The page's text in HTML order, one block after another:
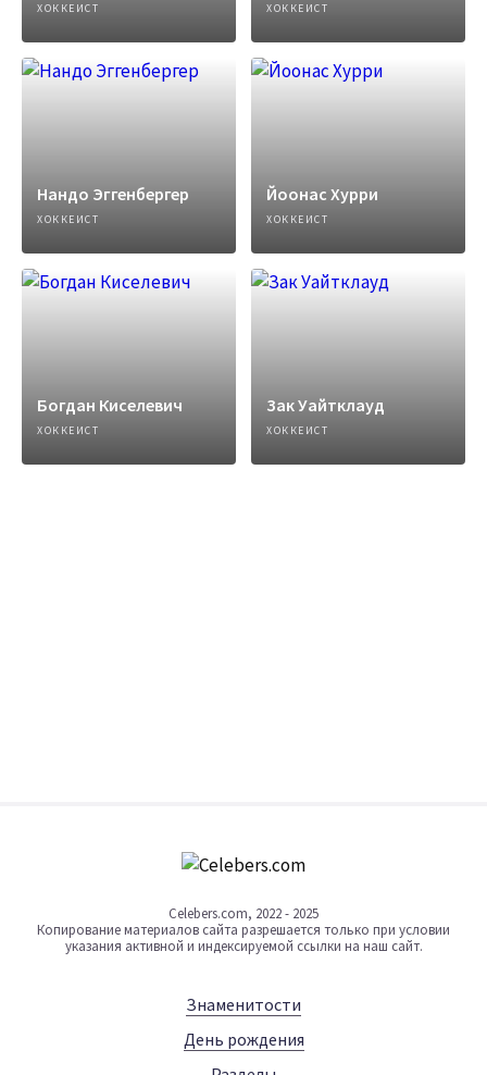
ХОККЕИСТ ХОККЕИСТ
Нандо Эггенбергер
ХОККЕИСТ
Йоонас Хурри
ХОККЕИСТ
Богдан Киселевич
ХОККЕИСТ
Зак Уайтклауд
ХОККЕИСТ
Celebers.com, 2022 - 2025
Копирование материалов сайта разрешается только при условии
указания активной и индексируемой ссылки на наш сайт.
Знаменитости
День рождения